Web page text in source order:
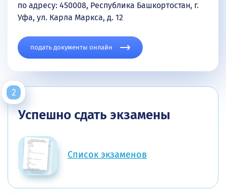
по адресу: 450008, Республика Башкортостан, г.
Уфа, ул. Карла Маркса, д. 12
подать документы онлайн
Успешно сдать экзамены
Список экзаменов